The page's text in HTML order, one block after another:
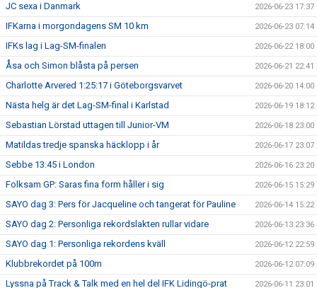
JC sexa i Danmark 2026-06-23 17:37
IFKarna i morgondagens SM 10 km 2026-06-23 07:14
IFKs lag i Lag-SM-finalen 2026-06-22 18:00
Åsa och Simon blåsta på persen 2026-06-21 22:41
Charlotte Arvered 1:25:17 i Göteborgsvarvet 2026-06-20 14:00
Nästa helg är det Lag-SM-final i Karlstad 2026-06-19 18:12
Sebastian Lörstad uttagen till Junior-VM 2026-06-18 23:00
Matildas tredje spanska häcklopp i år 2026-06-17 23:07
Sebbe 13:45 i London 2026-06-16 23:20
Folksam GP: Saras fina form håller i sig 2026-06-15 15:29
SAYO dag 3: Pers för Jacqueline och tangerat för Pauline 2026-06-14 15:22
SAYO dag 2: Personliga rekordslakten rullar vidare 2026-06-13 23:36
SAYO dag 1: Personliga rekordens kväll 2026-06-12 22:59
Klubbrekordet på 100m 2026-06-12 07:09
Lyssna på Track & Talk med en hel del IFK Lidingö-prat 2026-06-11 23:01